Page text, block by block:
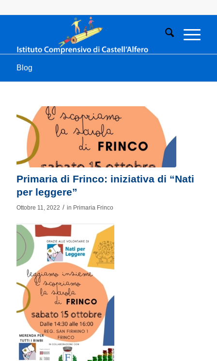
Blog
Primaria di Frinco: iniziativa di “Nati
per leggere”
Ottobre 11, 2022 / in Primaria Frinco